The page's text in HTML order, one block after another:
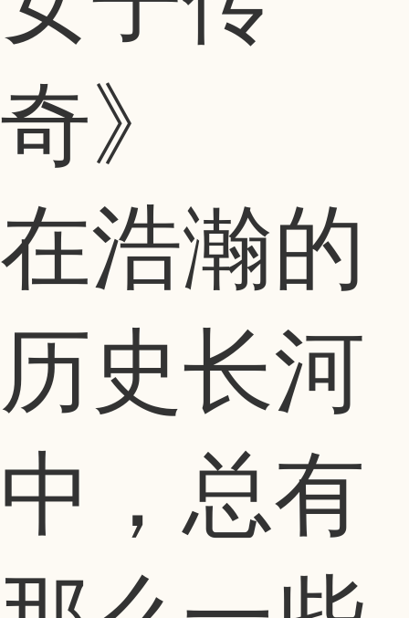
奇》
在浩瀚的
历史长河
中，总有